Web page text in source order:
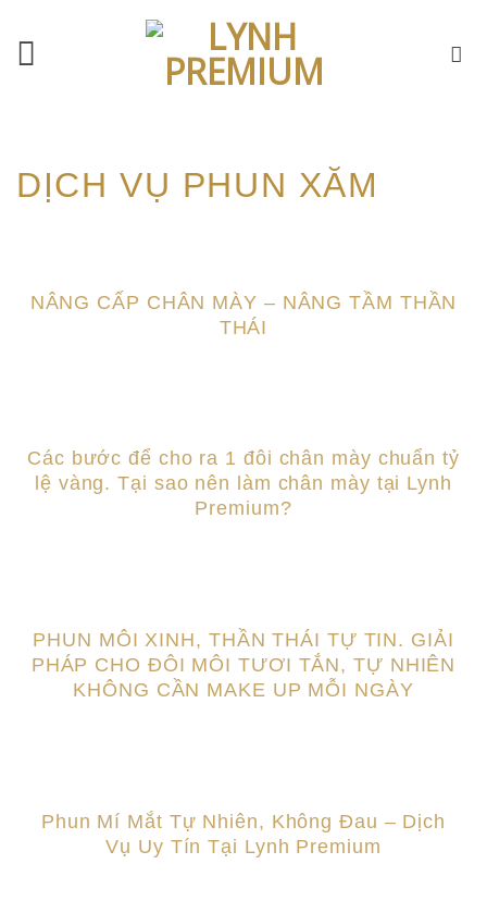
content
DỊCH VỤ PHUN XĂM
NÂNG CẤP CHÂN MÀY – NÂNG TẦM THẦN
THÁI
Các bước để cho ra 1 đôi chân mày chuẩn tỷ
lệ vàng. Tại sao nên làm chân mày tại Lynh
Premium?
PHUN MÔI XINH, THẦN THÁI TỰ TIN. GIẢI
PHÁP CHO ĐÔI MÔI TƯƠI TẮN, TỰ NHIÊN
KHÔNG CẦN MAKE UP MỖI NGÀY
Phun Mí Mắt Tự Nhiên, Không Đau – Dịch
Vụ Uy Tín Tại Lynh Premium